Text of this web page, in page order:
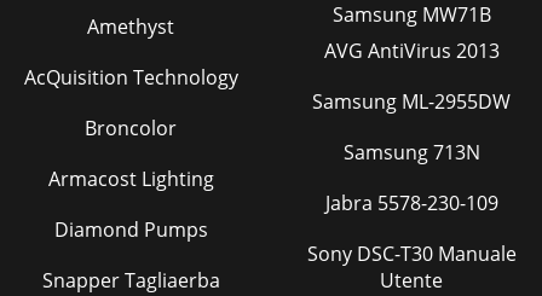
Amethyst
AcQuisition Technology
Broncolor
Armacost Lighting
Diamond Pumps
Snapper Tagliaerba
Samsung MW71B
AVG AntiVirus 2013
Samsung ML-2955DW
Samsung 713N
Jabra 5578-230-109
Sony DSC-T30 Manuale
Utente